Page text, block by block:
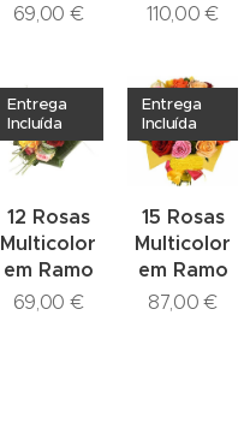
69,00 € 110,00 €
12 Rosas
Multicolor
em Ramo
Entrega
Incluída
69,00 €
15 Rosas
Multicolor
em Ramo
Entrega
Incluída
87,00 €